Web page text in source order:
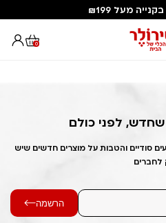
מעל ₪199
0 Out of Stock Alert 2025/
לפני כולם
סודיים והטבות על מוצרים חדשים שיש
לחברים
הרשמה